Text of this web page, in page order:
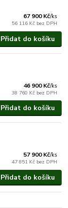
67 900 Kč/ks
56 116 Kč bez DPH
Přidat do košíku
46 900 Kč/ks
38 760 Kč bez DPH
Přidat do košíku
57 900 Kč/ks
47 851 Kč bez DPH
Přidat do košíku